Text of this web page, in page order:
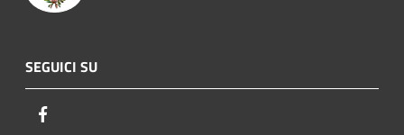
SEGUICI SU